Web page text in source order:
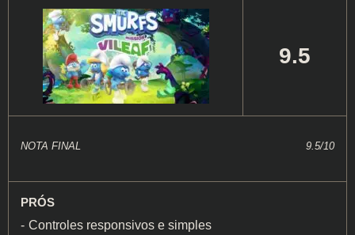
9.5
NOTA FINAL 9.5/10
PRÓS
Controles responsivos e simples